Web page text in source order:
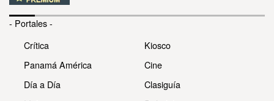
- Portales -
Crítica
Panamá América
Día a Día
Kiosco
Cine
Clasiguía